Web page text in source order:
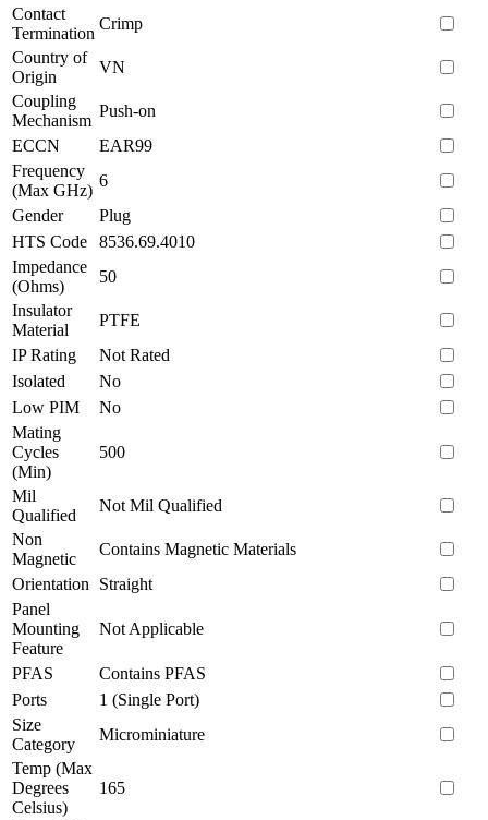
Contact
Termination
Crimp
Country of
Origin
VN
Coupling
Mechanism
Push-on
ECCN
EAR99
Frequency
(Max GHz)
6
Gender
Plug
HTS Code
8536.69.4010
Impedance
(Ohms)
50
Insulator
Material
PTFE
IP Rating
Not Rated
Isolated
No
Low PIM
No
Mating
Cycles
(Min)
500
Mil
Qualified
Not Mil Qualified
Non
Magnetic
Contains Magnetic Materials
Orientation
Straight
Panel
Mounting
Feature
Not Applicable
PFAS
Contains PFAS
Ports
1 (Single Port)
Size
Category
Microminiature
Temp (Max
Degrees
Celsius)
165